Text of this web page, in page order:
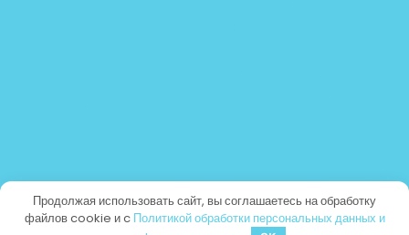
Продолжая использовать сайт, вы соглашаетесь на обработку
файлов cookie и c Политикой обработки персональных данных и